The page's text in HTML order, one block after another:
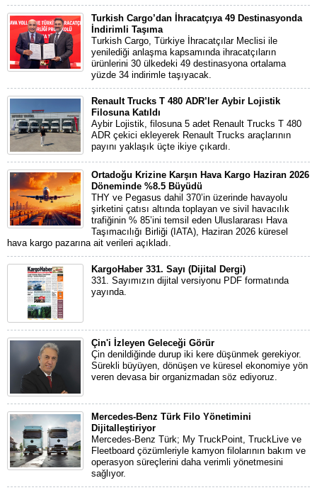
Turkish Cargo’dan İhracatçıya 49 Destinasyonda
İndirimli Taşıma
Turkish Cargo, Türkiye İhracatçılar Meclisi ile
yenilediği anlaşma kapsamında ihracatçıların
ürünlerini 30 ülkedeki 49 destinasyona ortalama
yüzde 34 indirimle taşıyacak.
Renault Trucks T 480 ADR’ler Aybir Lojistik
Filosuna Katıldı
Aybir Lojistik, filosuna 5 adet Renault Trucks T 480
ADR çekici ekleyerek Renault Trucks araçlarının
payını yaklaşık üçte ikiye çıkardı.
Ortadoğu Krizine Karşın Hava Kargo Haziran 2026
Döneminde %8.5 Büyüdü
THY ve Pegasus dahil 370’in üzerinde havayolu
şirketini çatısı altında toplayan ve sivil havacılık
trafiğinin % 85’ini temsil eden Uluslararası Hava
Taşımacılığı Birliği (IATA), Haziran 2026 küresel
hava kargo pazarına ait verileri açıkladı.
KargoHaber 331. Sayı (Dijital Dergi)
331. Sayımızın dijital versiyonu PDF formatında
yayında.
Çin'i İzleyen Geleceği Görür
Çin denildiğinde durup iki kere düşünmek gerekiyor.
Sürekli büyüyen, dönüşen ve küresel ekonomiye yön
veren devasa bir organizmadan söz ediyoruz.
Mercedes-Benz Türk Filo Yönetimini
Dijitalleştiriyor
Mercedes-Benz Türk; My TruckPoint, TruckLive ve
Fleetboard çözümleriyle kamyon filolarının bakım ve
operasyon süreçlerini daha verimli yönetmesini
sağlıyor.